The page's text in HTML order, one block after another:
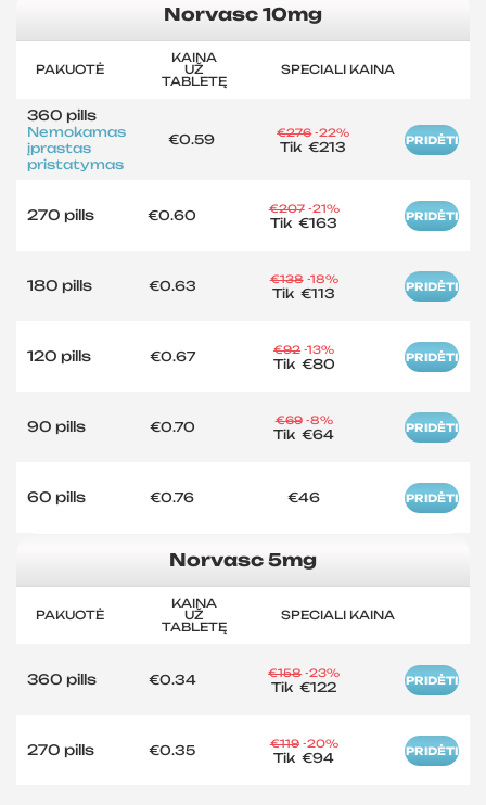
Norvasc 10mg
PAKUOTĖ
KAINA
UŽ
TABLETĘ
SPECIALI KAINA
360 pills
Nemokamas
įprastas
pristatymas
€0.59 €276 -22%
Tik€213 PRIDĖTI
270 pills €0.60 €207 -21%
Tik€163 PRIDĖTI
180 pills €0.63 €138 -18%
Tik€113 PRIDĖTI
120 pills €0.67 €92 -13%
Tik €80 PRIDĖTI
90 pills €0.70 €69 -8%
Tik€64 PRIDĖTI
60 pills €0.76 €46 PRIDĖTI
Norvasc 5mg
PAKUOTĖ
KAINA
UŽ
TABLETĘ
SPECIALI KAINA
360 pills €0.34 €158 -23%
Tik€122 PRIDĖTI
270 pills €0.35 €119 -20%
Tik€94 PRIDĖTI